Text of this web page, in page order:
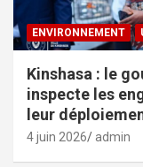
ENVIRONNEMENT
Kinshasa : le
inspecte les
leur
4 juin 2026 admin